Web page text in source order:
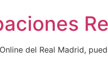
del Real Madrid,